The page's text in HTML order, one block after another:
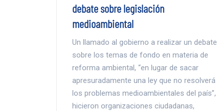
debate sobre legislación
medioambiental
Un llamado al gobierno a realizar un debate
sobre los temas de fondo en materia de
reforma ambiental, “en lugar de sacar
apresuradamente una ley que no resolverá
los problemas medioambientales del país”,
hicieron organizaciones ciudadanas,